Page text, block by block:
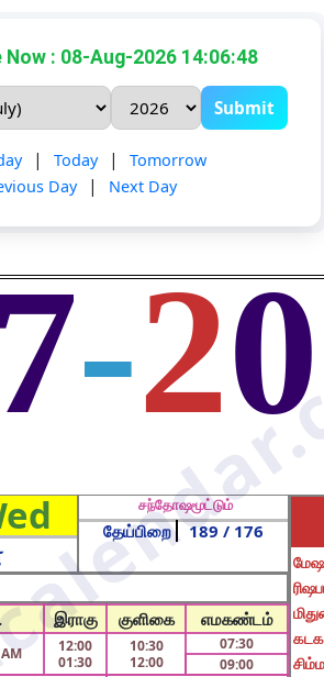
Now : 08-Aug-2026 14:06:48
Submit
| Today |
Tomorrow
Day
| Next Day
-20
சந்தோஷமூட்டும்
தேய்பிறை 189 / 176
இராகு குளிகை எமகண்டம்
12:00
01:30
10:30
12:00
07:30
09:00